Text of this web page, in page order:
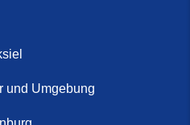
und Umgebung